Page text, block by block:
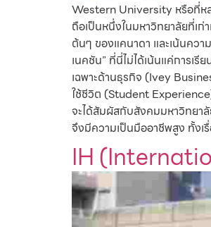
Western University หรือที่ห
ถือเป็นหนึ่งในมหาวิทยาลัยที่เ
ต้นๆ ของแคนาดา และเน้นคว
เนคชัน” ที่นี่ไม่ได้เน้นแค่การเ
เฉพาะด้านธุรกิจ (Ivey
ใช้ชีวิต (Student
จะได้สัมผัสกับสังคมมหาวิทยา
จึงมีความเป็นมืออาชีพสูง ทั้งเ
IH